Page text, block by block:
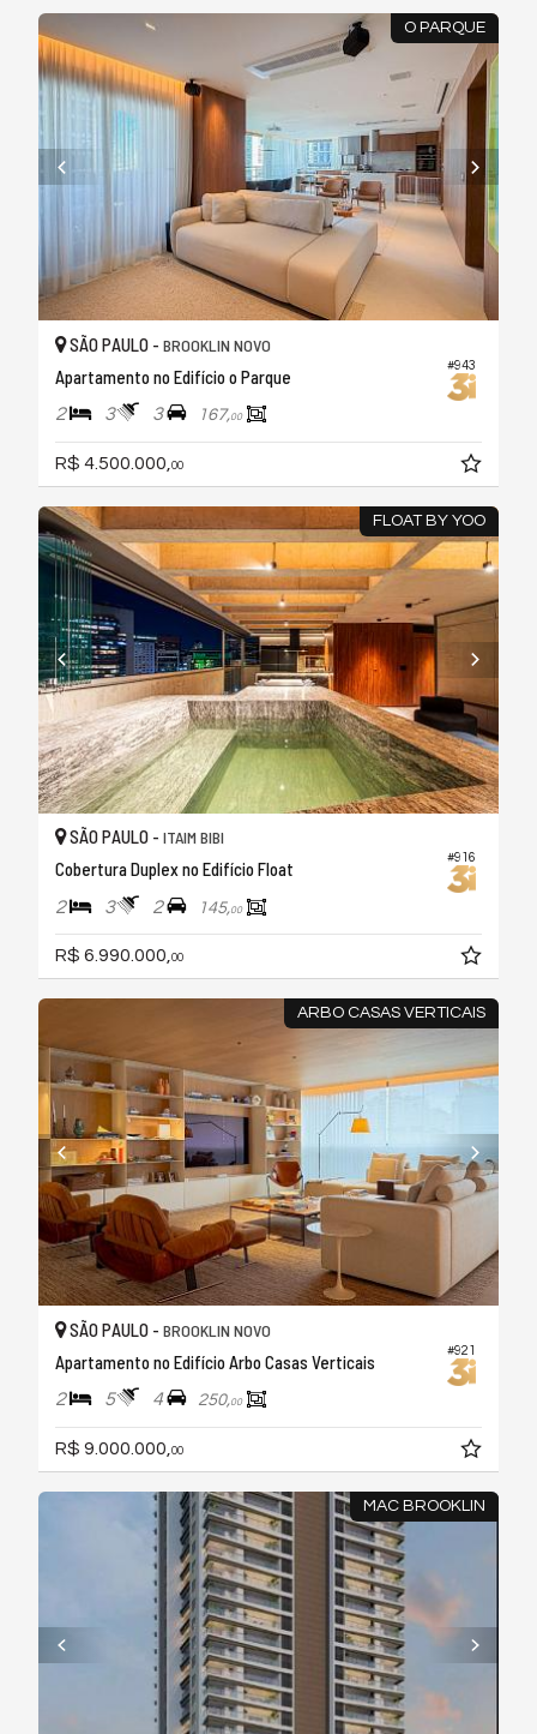
O PARQUE
#943
SÃO PAULO - BROOKLIN NOVO
Apartamento no Edifício o Parque
2 3 3 167,00
R$ 4.500.000, 00
FLOAT BY YOO
#916
SÃO PAULO - ITAIM BIBI
Cobertura Duplex no Edifício Float
2 3 2 145,00
R$ 6.990.000,00
ARBO CASAS VERTICAIS
#921
SÃO PAULO - BROOKLIN NOVO
Apartamento no Edifício Arbo Casas Verticais
2 5 4 250,00
R$ 9.000.000, 00
MAC BROOKLIN